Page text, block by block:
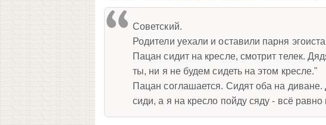
Советский.
Родители уехали и оставили парня
Пацан сидит на кресле, смотрит телек.
ты, ни я не будем сидеть на этом кресле."
Пацан соглашается. Сидят оба на
сиди, а я на кресло пойду сяду - всё равно